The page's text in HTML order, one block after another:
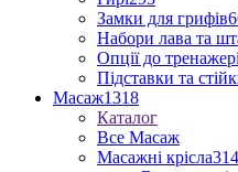
Замки для грифів
Набори лава та
Опції до
Підставки та
Масаж1318
Каталог
Все Масаж
Масажні крісла314